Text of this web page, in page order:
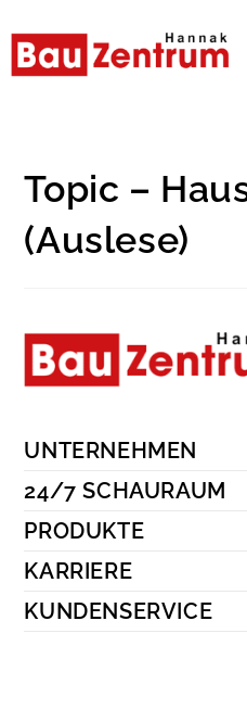
Topic –
(Auslese)
UNTERNEHMEN
24/7 SCHAURAUM
PRODUKTE
KARRIERE
KUNDENSERVICE